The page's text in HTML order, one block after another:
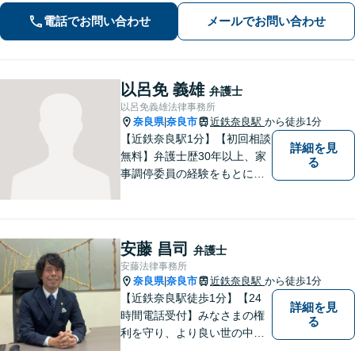
を伺うことを大切にしています【近鉄
奈良駅5分】【オンライン相談可】
電話でお問い合わせ メールでお問い合わせ
以呂免 義雄 弁護士
以呂免義雄法律事務所
奈良県|奈良市 近鉄奈良駅 から徒歩1分
【近鉄奈良駅1分】【初回相談
無料】弁護士歴30年以上、家
事調停委員の経験をもとに複
発生前のご相談も受け付けて
おります。【電話相談可】
詳細を見
る
安藤 昌司 弁護士
安藤法律事務所
奈良県|奈良市 近鉄奈良駅 から徒歩1分
【近鉄奈良駅徒歩1分】【24
時間電話受付】みなさまの権
利を守り、より良い世の中に
詳細を見
る